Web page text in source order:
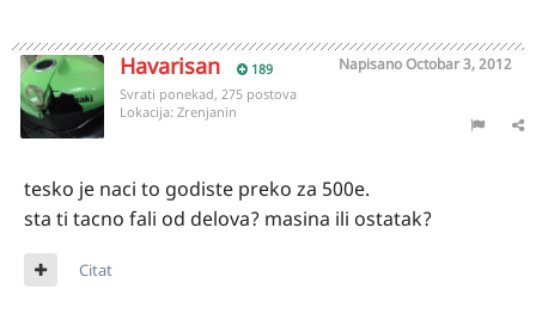
Havarisan 189 NapisanoOctobar 3, 2012
Svrati ponekad, 275 postova
Lokacija: Zrenjanin
tesko je naci to godiste preko za 500e.
sta ti tacno fali od delova? masina ili ostatak?
Citat